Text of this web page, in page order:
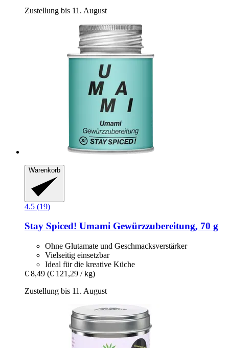
Zustellung bis 11. August
Warenkorb
4.5 (19)
Stay Spiced! Umami Gewürzzubereitung, 70 g
Ohne Glutamate und Geschmacksverstärker
Vielseitig einsetzbar
Ideal für die kreative Küche
€ 8,49 (€ 121,29 / kg)
Zustellung bis 11. August